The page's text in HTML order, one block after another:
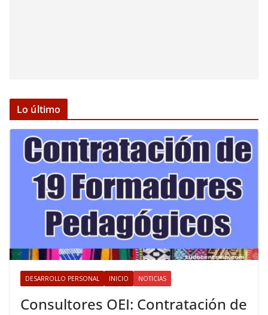
Lo último
DESARROLLO PERSONAL INICIO NOTICIAS
Consultores OEI: Contratación de